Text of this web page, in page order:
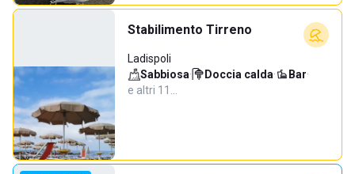
Stabilimento Tirreno
Ladispoli
Sabbiosa· Doccia calda· Bar·
e altri 11…